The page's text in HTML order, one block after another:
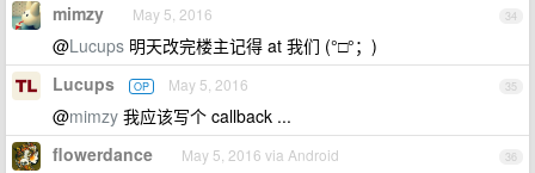
34
mimzy May 5, 2016
@Lucups 明天改完楼主记得 at 我们 (°□°；)
35
Lucups OP May 5, 2016
@mimzy 我应该写个 callback ...
36
flowerdance May 5, 2016 via Android